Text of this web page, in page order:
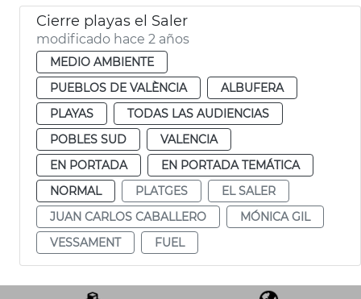
Cierre playas el Saler
modificado hace 2 años
MEDIO AMBIENTE
PUEBLOS DE VALÈNCIA
ALBUFERA
PLAYAS
TODAS LAS AUDIENCIAS
POBLES SUD
VALENCIA
EN PORTADA
EN PORTADA TEMÁTICA
NORMAL
PLATGES
EL SALER
JUAN CARLOS CABALLERO
MÓNICA GIL
VESSAMENT
FUEL